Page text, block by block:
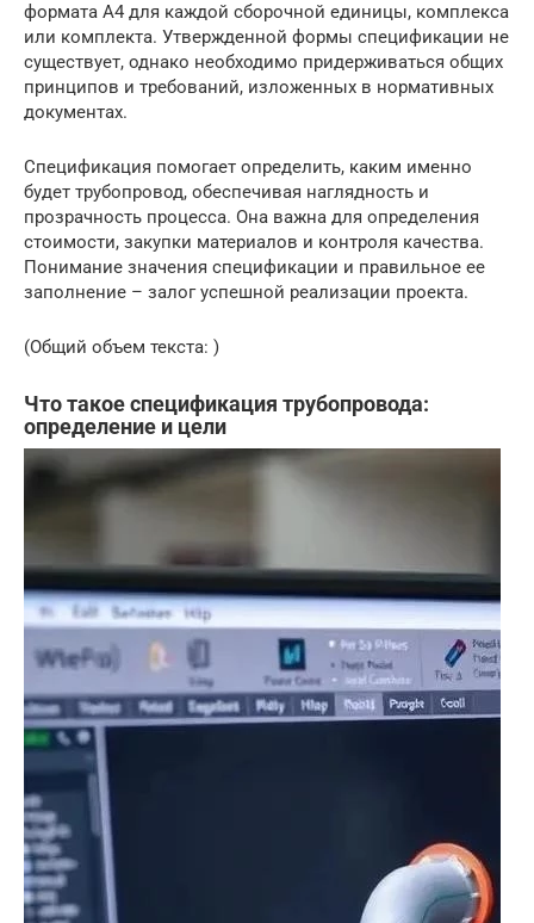
формата А4 для каждой сборочной единицы, комплекса
или комплекта. Утвержденной формы спецификации не
существует, однако необходимо придерживаться общих
принципов и требований, изложенных в нормативных
документах.
Спецификация помогает определить, каким именно
будет трубопровод, обеспечивая наглядность и
прозрачность процесса. Она важна для определения
стоимости, закупки материалов и контроля качества.
Понимание значения спецификации и правильное ее
заполнение – залог успешной реализации проекта.
(Общий объем текста: )
Что такое спецификация трубопровода:
определение и цели